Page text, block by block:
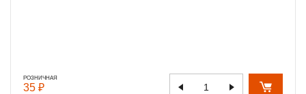
РОЗНИЧНАЯ
35 ₽